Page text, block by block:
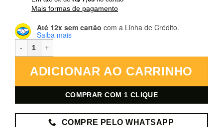
Mais formas de pagamento
Até 12x sem cartão com a Linha de Crédito.
Saiba mais
ADICIONAR AO CARRINHO
COMPRAR COM 1 CLIQUE
COMPRE PELO WHATSAPP